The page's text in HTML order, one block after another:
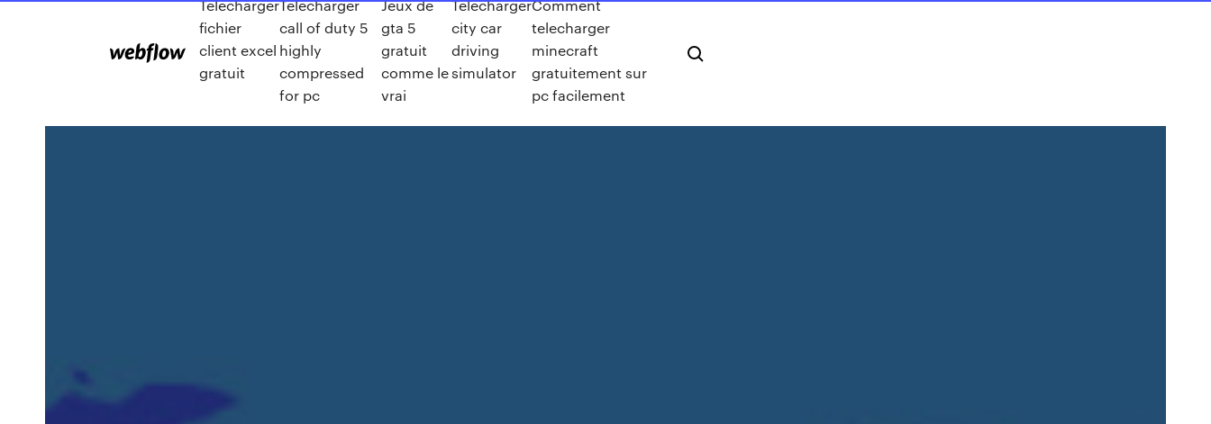
Telecharger
fichier
client excel
gratuit
Télécharger
call of duty 5
highly
compressed
for pc
Jeux de
gta 5
gratuit
comme le
vrai
Telecharger
city car
driving
simulator
Comment
telecharger
minecraft
gratuitement sur
pc facilement